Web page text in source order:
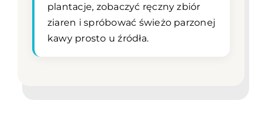
plantacje, zobaczyć ręczny zbiór
ziaren i spróbować świeżo parzonej
kawy prosto u źródła.